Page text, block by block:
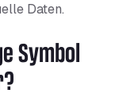
Daten.
Symbol